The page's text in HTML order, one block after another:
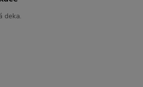
deka.